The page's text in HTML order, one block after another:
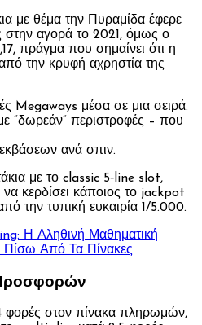
με θέμα την Πυραμίδα έφερε
στην αγορά το 2021, όμως ο
πράγμα που σημαίνει ότι η
την κρυφή αχρηστία της
Megaways μέσα σε μια σειρά.
“δωρεάν” περιστροφές – που
ανά σπιν.
με το classic 5‑line slot,
κερδίσει κάποιος το jackpot
την τυπική ευκαιρία 1/5.000.
Η Αληθινή Μαθηματική
Πίσω Από Τα Πίνακες
φορές στον πίνακα πληρωμών,